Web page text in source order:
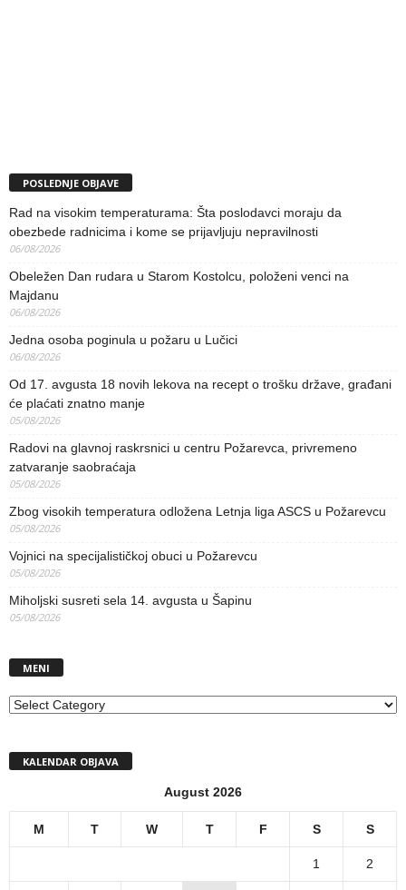
POSLEDNJE OBJAVE
Rad na visokim temperaturama: Šta poslodavci moraju da
obezbede radnicima i kome se prijavljuju nepravilnosti
06/08/2026
Obeležen Dan rudara u Starom Kostolcu, položeni venci na
Majdanu
06/08/2026
Jedna osoba poginula u požaru u Lučici
06/08/2026
Od 17. avgusta 18 novih lekova na recept o trošku države, građani
će plaćati znatno manje
05/08/2026
Radovi na glavnoj raskrsnici u centru Požarevca, privremeno
zatvaranje saobraćaja
05/08/2026
Zbog visokih temperatura odložena Letnja liga ASCS u Požarevcu
05/08/2026
Vojnici na specijalističkoj obuci u Požarevcu
05/08/2026
Miholjski susreti sela 14. avgusta u Šapinu
05/08/2026
MENI
MENI
KALENDAR OBJAVA
August 2026
M T W T F S S
1 2